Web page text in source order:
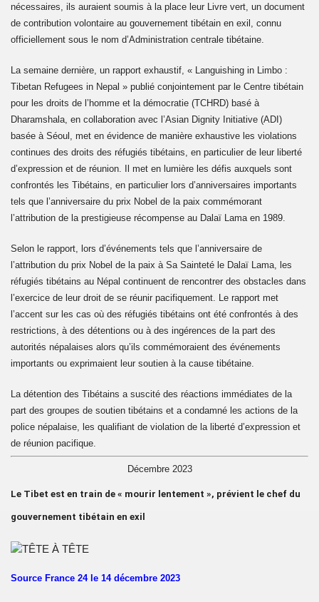
nécessaires, ils auraient soumis à la place leur Livre vert, un document
de contribution volontaire au gouvernement tibétain en exil, connu
officiellement sous le nom d’Administration centrale tibétaine.
La semaine dernière, un rapport exhaustif, « Languishing in Limbo :
Tibetan Refugees in Nepal » publié conjointement par le Centre tibétain
pour les droits de l’homme et la démocratie (TCHRD) basé à
Dharamshala, en collaboration avec l’Asian Dignity Initiative (ADI)
basée à Séoul, met en évidence de manière exhaustive les violations
continues des droits des réfugiés tibétains, en particulier de leur liberté
d’expression et de réunion. Il met en lumière les défis auxquels sont
confrontés les Tibétains, en particulier lors d’anniversaires importants
tels que l’anniversaire du prix Nobel de la paix commémorant
l’attribution de la prestigieuse récompense au Dalaï Lama en 1989.
Selon le rapport, lors d’événements tels que l’anniversaire de
l’attribution du prix Nobel de la paix à Sa Sainteté le Dalaï Lama, les
réfugiés tibétains au Népal continuent de rencontrer des obstacles dans
l’exercice de leur droit de se réunir pacifiquement. Le rapport met
l’accent sur les cas où des réfugiés tibétains ont été confrontés à des
restrictions, à des détentions ou à des ingérences de la part des
autorités népalaises alors qu’ils commémoraient des événements
importants ou exprimaient leur soutien à la cause tibétaine.
La détention des Tibétains a suscité des réactions immédiates de la
part des groupes de soutien tibétains et a condamné les actions de la
police népalaise, les qualifiant de violation de la liberté d’expression et
de réunion pacifique.
Décembre 2023
Le Tibet est en train de « mourir lentement », prévient le chef du
gouvernement tibétain en exil
Source France 24 le 14 décembre 2023
Mainpat en 2021
le 10 Mars 2023 à Dharamsala
2023
le 10 Mars 2024
du camp7
du Camp 1 de Mainpat
Tibet encore et toujours"
le 10 Mars 2025